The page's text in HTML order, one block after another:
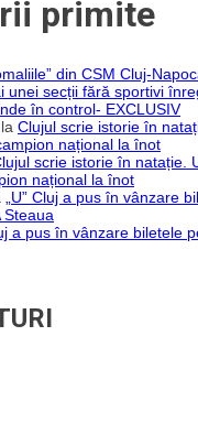
primite
din CSM Cluj-
unei secții fără sportivi
în control- EXCLUSIV
la Clujul scrie istorie în
național la înot
scrie istorie în natație.
național la înot
„U” Cluj a pus în vânzare
Steaua
a pus în vânzare biletele